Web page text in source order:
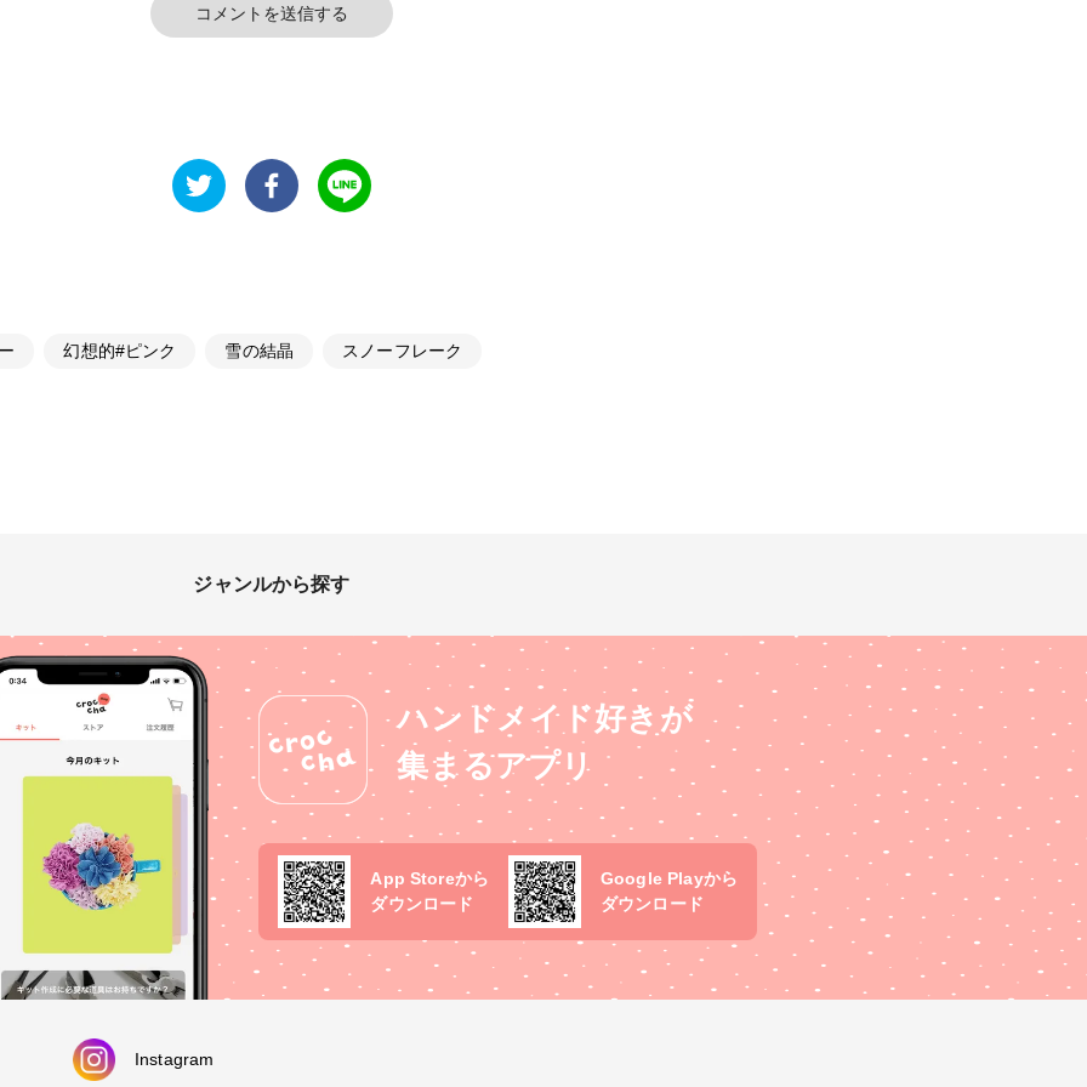
コメントを送信する
幻想的#ピンク 雪の結晶 スノーフレーク
ジャンルから探す
ハンドメイド好きが
集まるアプリ
App Storeから
ダウンロード
Google Playから
ダウンロード
Instagram